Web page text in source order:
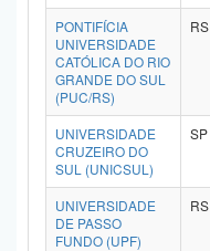
Banco Central do Brasil
PONTIFÍCIA
UNIVERSIDADE
CATÓLICA DO RIO
GRANDE DO SUL
(PUC/RS)
RS
UNIVERSIDADE
CRUZEIRO DO
SUL (UNICSUL)
SP
UNIVERSIDADE
DE PASSO
FUNDO (UPF)
RS